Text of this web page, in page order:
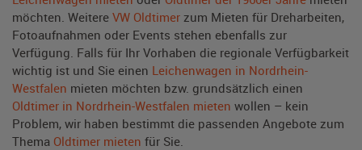
möchten. Weitere VW Oldtimer zum Mieten für Dreharbeiten,
Fotoaufnahmen oder Events stehen ebenfalls zur
Verfügung. Falls für Ihr Vorhaben die regionale Verfügbarkeit
wichtig ist und Sie einen Leichenwagen in Nordrhein-
Westfalen mieten möchten bzw. grundsätzlich einen
Oldtimer in Nordrhein-Westfalen mieten wollen – kein
Problem, wir haben bestimmt die passenden Angebote zum
Thema Oldtimer mieten für Sie.